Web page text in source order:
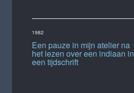
Een pauze in mijn atelier na
het lezen over een indiaan in
een tijdschrift
1982